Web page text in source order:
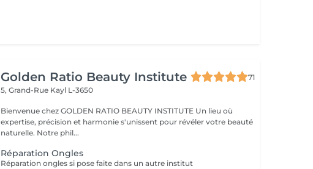
Golden Ratio Beauty Institute
71
5, Grand-Rue Kayl L-3650
Bienvenue chez GOLDEN RATIO BEAUTY INSTITUTE Un lieu où
expertise, précision et harmonie s'unissent pour révéler votre beauté
naturelle. Notre phil...
Réparation Ongles
Réparation ongles si pose faite dans un autre institut